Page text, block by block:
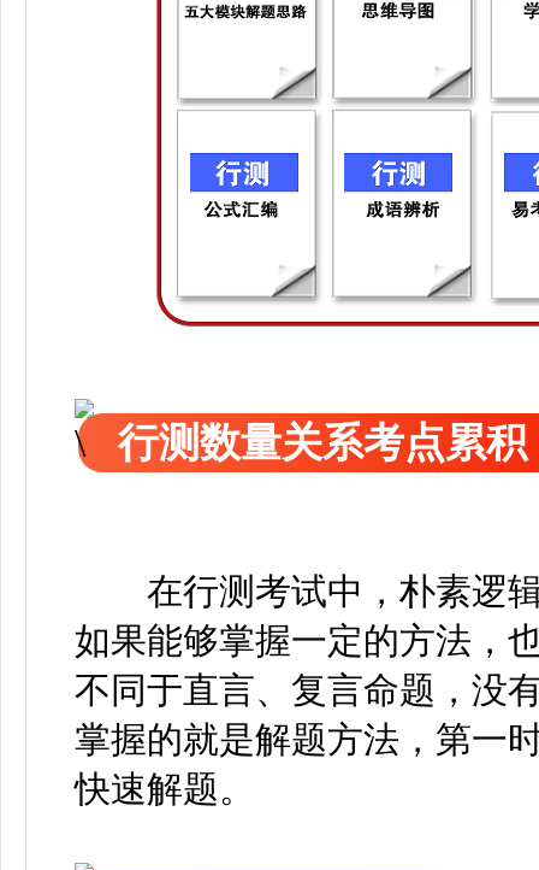
行测数量关系考点累积
在行测考试中，朴素逻辑
如果能够掌握一定的方法，
不同于直言、复言命题，没
掌握的就是解题方法，第一
快速解题。